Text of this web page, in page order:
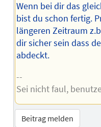
Wenn bei dir das
bist du schon fertig.
längeren Zeitraum
dir sicher sein dass
abdeckt.
--
Sei nicht faul,
Beitrag melden